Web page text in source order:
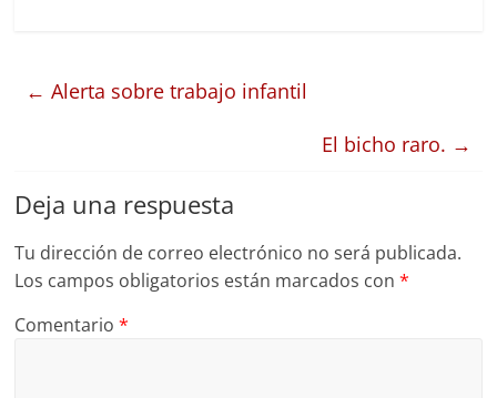
← Alerta sobre trabajo infantil
El bicho raro. →
Deja una respuesta
Tu dirección de correo electrónico no será publicada.
Los campos obligatorios están marcados con*
Comentario*